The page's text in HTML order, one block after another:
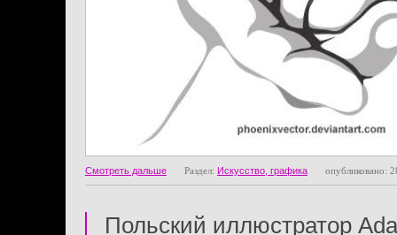
Смотреть дальше Раздел: Искусство, графика опубликовано:
Польский иллюстратор